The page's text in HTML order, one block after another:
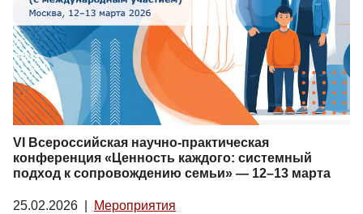
VI Всероссийская научно-практическая
конференция «Ценность каждого: системный
подход к сопровождению семьи» — 12–13 марта
25.02.2026 Мероприятия